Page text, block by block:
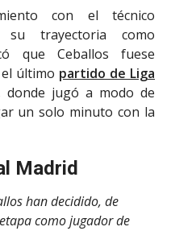
con el técnico
trayectoria como
que Ceballos fuese
último partido de Liga
donde jugó a modo de
un solo minuto con la
Madrid
han decidido, de
como jugador de